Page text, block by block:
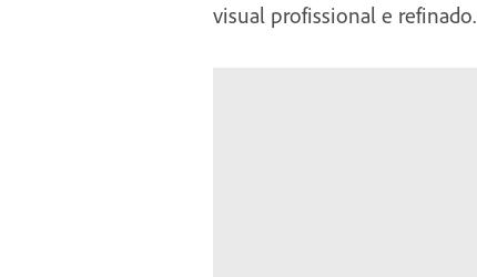
visual profissional e refinado.